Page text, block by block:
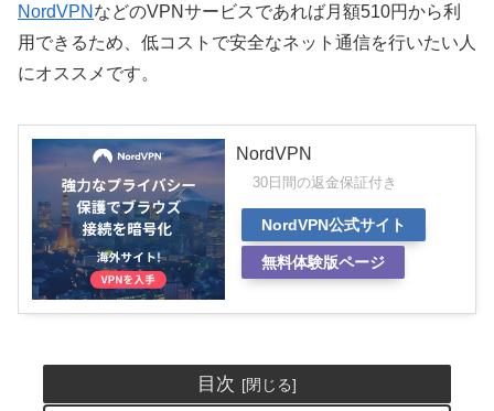
NordVPN などのVPNサービスであれば月額510円から利
用できるため、低コストで安全なネット通信を行いたい人
にオススメです。
NordVPN
30日間の返金保証付き
NordVPN公式サイト
無料体験版ページ
目次